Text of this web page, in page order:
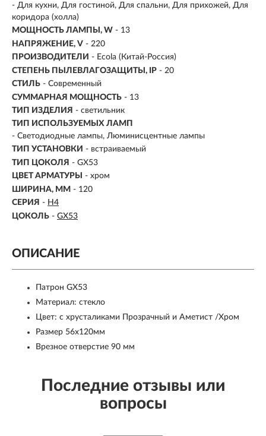
- Для кухни, Для гостиной, Для спальни, Для прихожей, Для
коридора (холла)
МОЩНОСТЬ ЛАМПЫ, W - 13
НАПРЯЖЕНИЕ, V - 220
ПРОИЗВОДИТЕЛИ - Ecola (Китай-Россия)
СТЕПЕНЬ ПЫЛЕВЛАГОЗАЩИТЫ, IP - 20
СТИЛЬ - Современный
СУММАРНАЯ МОЩНОСТЬ - 13
ТИП ИЗДЕЛИЯ - светильник
ТИП ИСПОЛЬЗУЕМЫХ ЛАМП
- Светодиодные лампы, Люминисцентные лампы
ТИП УСТАНОВКИ - встраиваемый
ТИП ЦОКОЛЯ - GX53
ЦВЕТ АРМАТУРЫ
- хром
ШИРИНА, ММ - 120
СЕРИЯ - H4
ЦОКОЛЬ - GX53
ОПИСАНИЕ
Патрон GX53
Материал: стекло
Цвет: с хрусталиками Прозрачный и Аметист /Хром
Размер 56x120мм
Врезное отверстие 90 мм
Последние отзывы или
вопросы